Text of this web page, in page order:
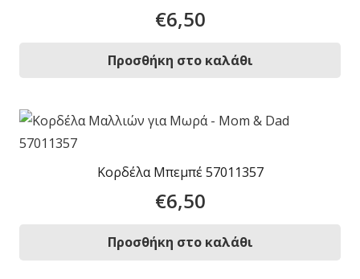
€6,50
Προσθήκη στο καλάθι
Κορδέλα Μπεμπέ 57011357
€6,50
Προσθήκη στο καλάθι